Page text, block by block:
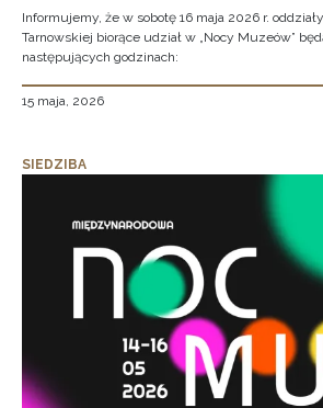
Informujemy, że w sobotę 16 maja 2026 r.
Tarnowskiej biorące udział w „Nocy Muzeów”
następujących godzinach:
15 maja, 2026
SIEDZIBA